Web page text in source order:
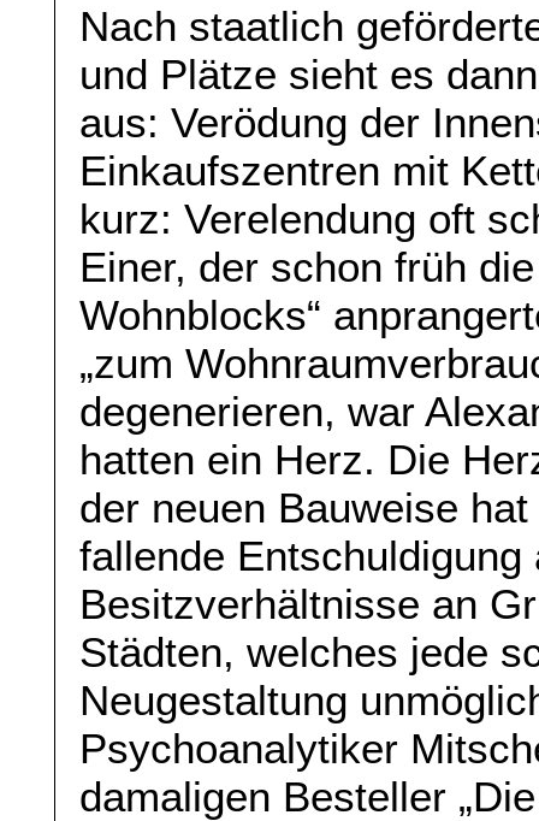
Nach staatlich
und Plätze sieht es
aus: Verödung der
Einkaufszentren mit
kurz: Verelendung oft
Einer, der schon früh
Wohnblocks“
„zum
degenerieren, war
hatten ein Herz. Die
der neuen Bauweise
fallende
Besitzverhältnisse an
Städten, welches jede
Neugestaltung
Psychoanalytiker
damaligen Besteller